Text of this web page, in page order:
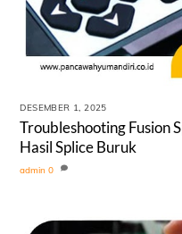
DESEMBER 1, 2025
Troubleshooting Fusion
Hasil Splice Buruk
admin 0